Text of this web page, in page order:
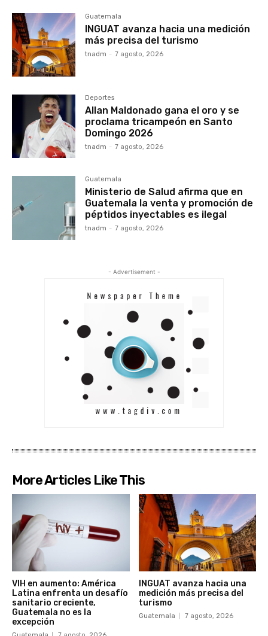
Guatemala
INGUAT avanza hacia una medición
más precisa del turismo
tnadm - 7 agosto, 2026
Deportes
Allan Maldonado gana el oro y se
proclama tricampeón en Santo
Domingo 2026
tnadm - 7 agosto, 2026
Guatemala
Ministerio de Salud afirma que en
Guatemala la venta y promoción de
péptidos inyectables es ilegal
tnadm - 7 agosto, 2026
- Advertisement -
More Articles Like This
VIH en aumento: América
Latina enfrenta un desafío
sanitario creciente,
Guatemala no es la
excepción
INGUAT avanza hacia una
medición más precisa del
turismo
Guatemala 7 agosto, 2026